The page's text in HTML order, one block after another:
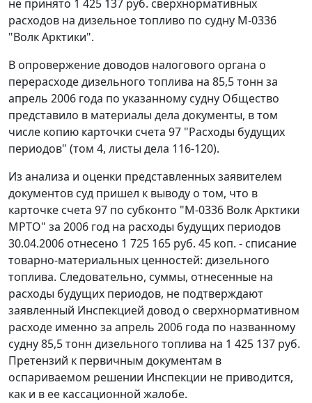
не принято 1 425 137 руб. сверхнормативных
расходов на дизельное топливо по судну М-0336
"Волк Арктики".
В опровержение доводов налогового органа о
перерасходе дизельного топлива на 85,5 тонн за
апрель 2006 года по указанному судну Общество
представило в материалы дела документы, в том
числе копию карточки счета 97 "Расходы будущих
периодов" (том 4, листы дела 116-120).
Из анализа и оценки представленных заявителем
документов суд пришел к выводу о том, что в
карточке счета 97 по субконто "М-0336 Волк Арктики
МРТО" за 2006 год на расходы будущих периодов
30.04.2006 отнесено 1 725 165 руб. 45 коп. - списание
товарно-материальных ценностей: дизельного
топлива. Следовательно, суммы, отнесенные на
расходы будущих периодов, не подтверждают
заявленный Инспекцией довод о сверхнормативном
расходе именно за апрель 2006 года по названному
судну 85,5 тонн дизельного топлива на 1 425 137 руб.
Претензий к первичным документам в
оспариваемом решении Инспекции не приводится,
как и в ее кассационной жалобе.